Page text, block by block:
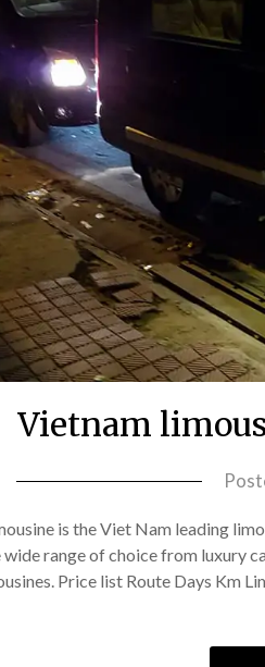
Vietnam
is the Viet Nam leading
range of choice from luxury
Price list Route Days Km